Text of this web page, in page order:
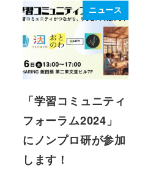
ニュース
「学習コミュニティ
フォーラム2024」
にノンプロ研が参加
します！